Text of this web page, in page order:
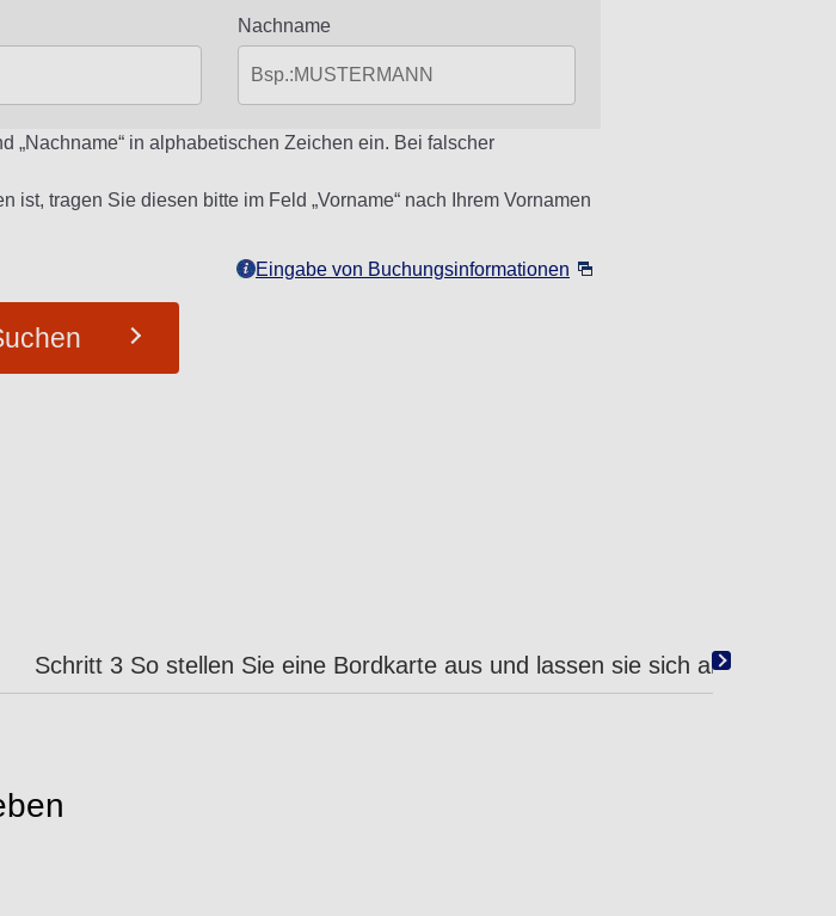
Nachname
„Nachname“ in alphabetischen Zeichen ein. Bei falscher
tragen Sie diesen bitte im Feld „Vorname“ nach Ihrem Vornamen
Eingabe von Buchungsinformationen
Schritt 3 So stellen Sie eine Bordkarte aus und lassen sie sich anzeigen